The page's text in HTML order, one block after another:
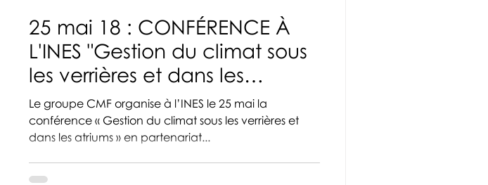
25 mai 18 : CONFÉRENCE À
L'INES "Gestion du climat sous
les verrières et dans les
atriums"
Le groupe CMF organise à l’INES le 25 mai la
conférence « Gestion du climat sous les verrières et
dans les atriums » en partenariat...